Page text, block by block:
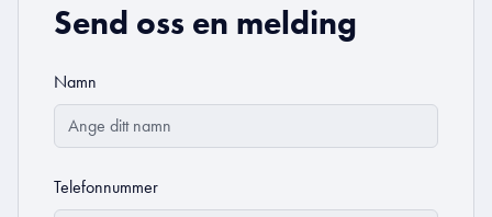
Send oss en melding
Namn
Telefonnummer